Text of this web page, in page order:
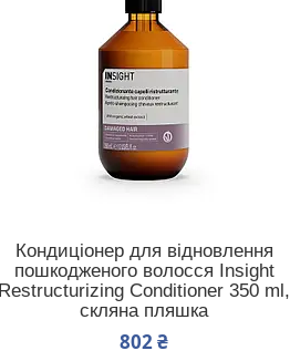
Кондиціонер для відновлення
пошкодженого волосся Insight
Restructurizing Conditioner 350 ml,
скляна пляшка
802 ₴